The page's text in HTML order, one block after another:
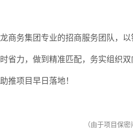
务集团专业的招商服务团队，以
省力，做到精准匹配，务实组织
推项目早日落地！
（由于项目保